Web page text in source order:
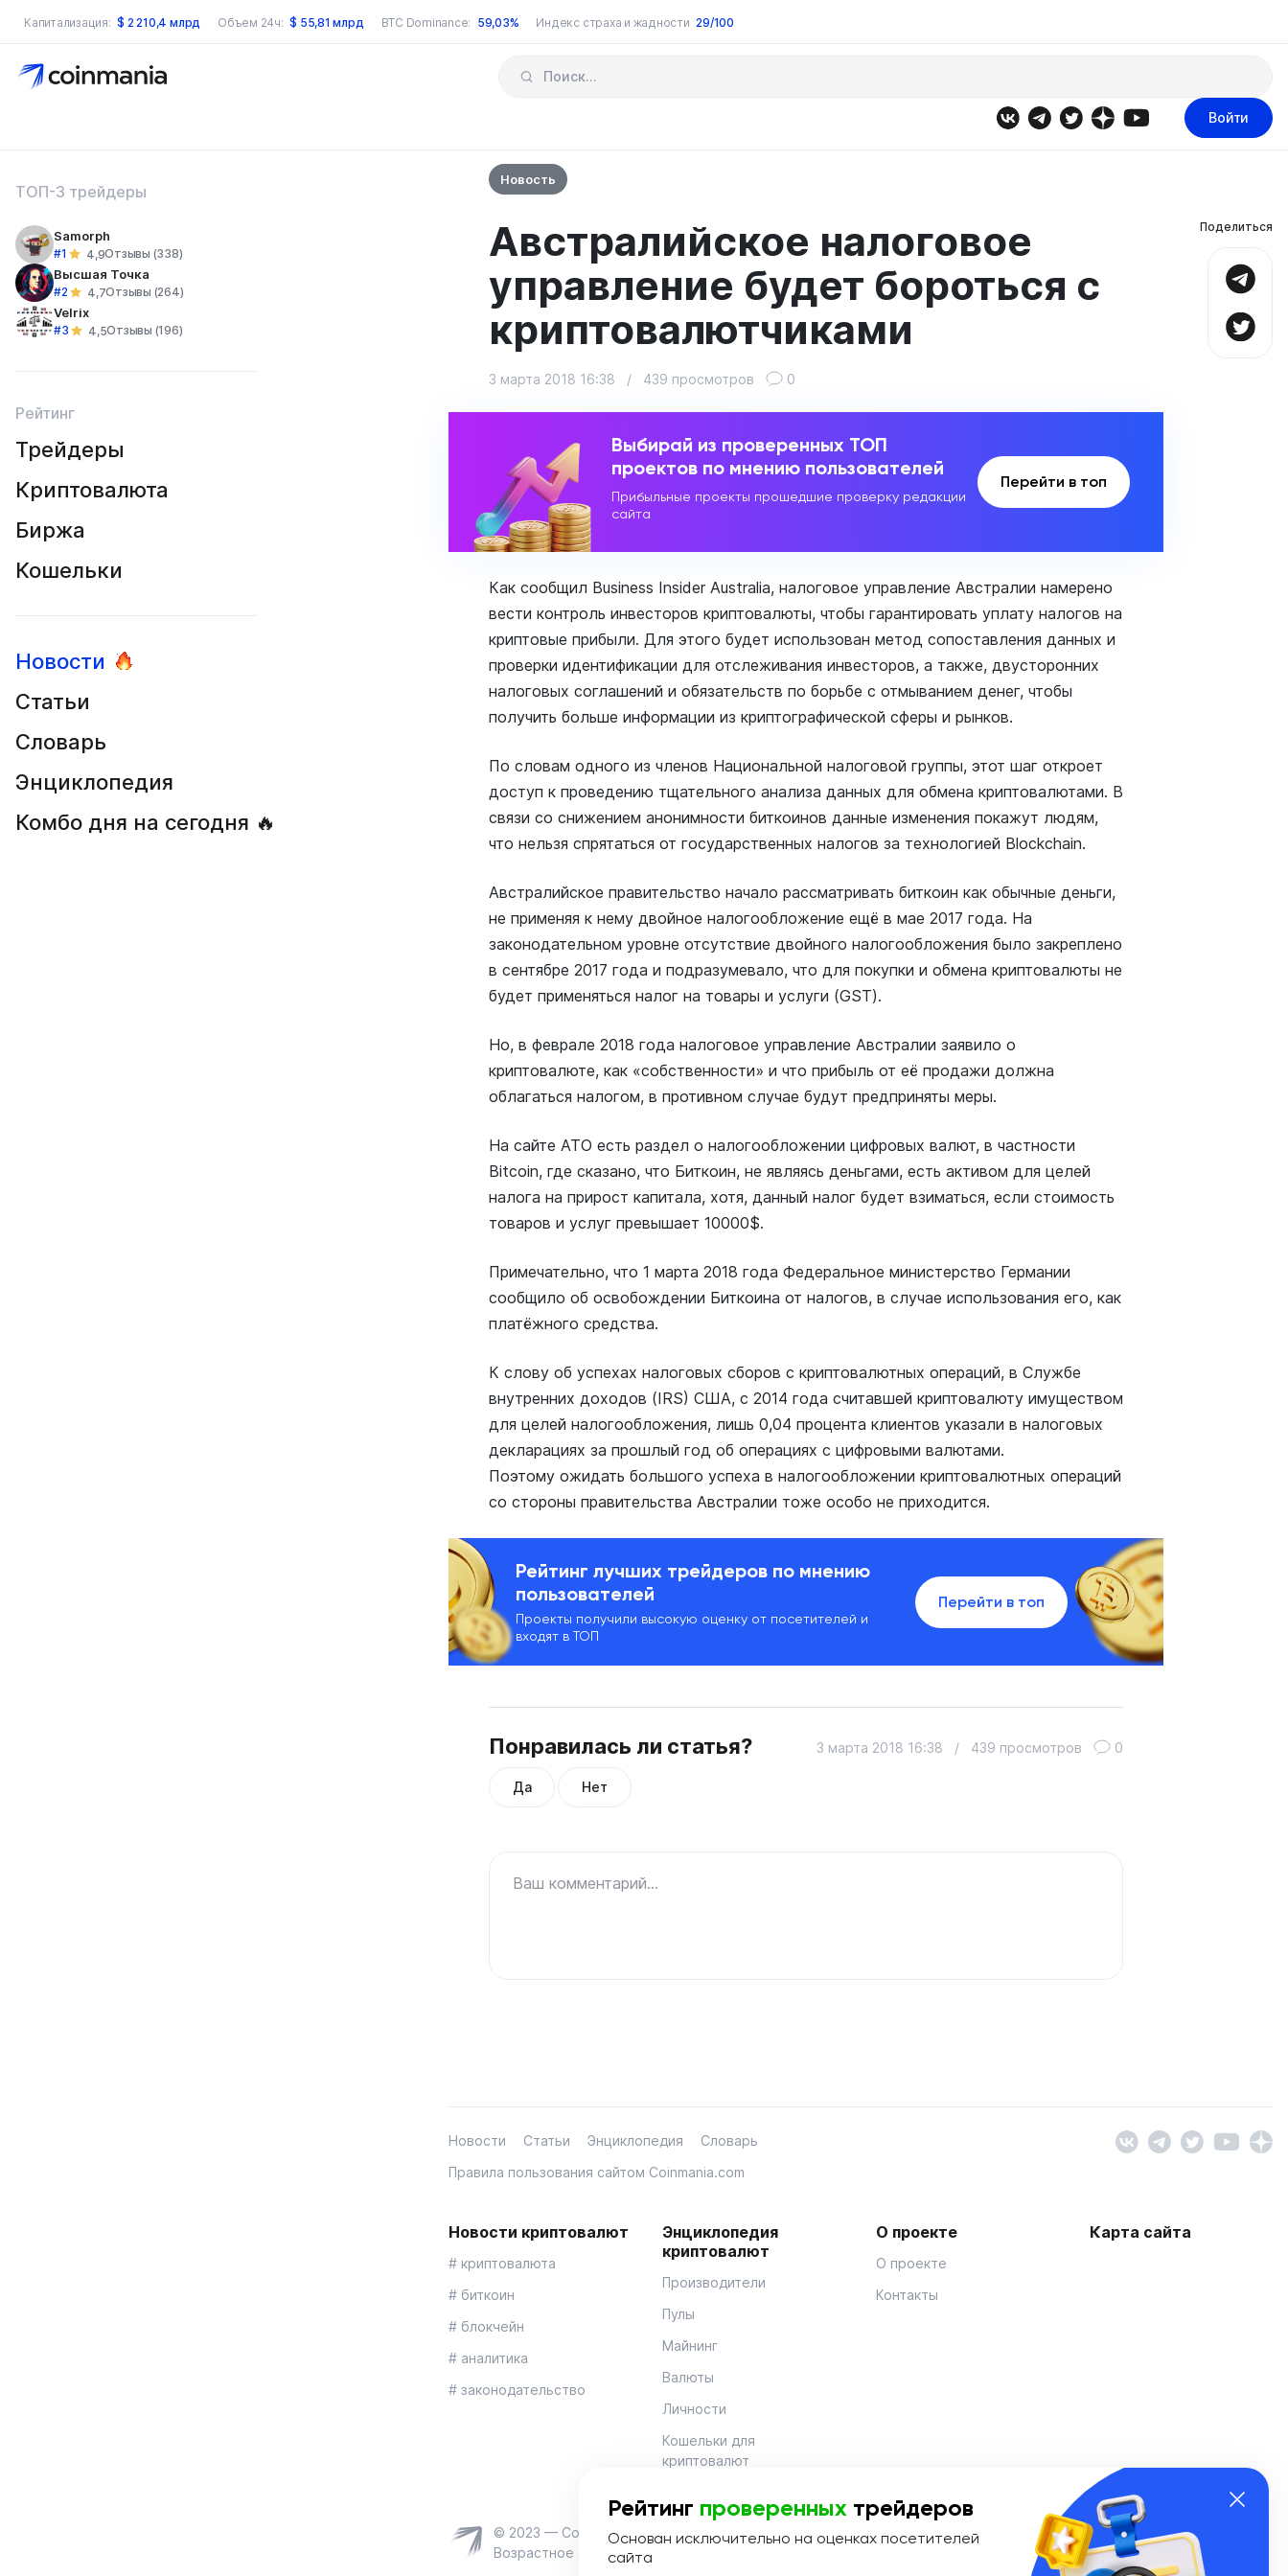
Капитализация: $ 2 210,4 млрд Объем 24ч: $ 55,81 млрд BTC Dominance: 59,03% Индекс страха и жадности 29/100
по сайту
Войти
ТОП-3 трейдеры
Samorph
#1 4,9Отзывы (338)
Высшая Точка
#2 4,7Отзывы (264)
Velrix
#3 4,5Отзывы (196)
Рейтинг
Трейдеры
Криптовалюта
Биржа
Кошельки
Новости
Статьи
Словарь
Энциклопедия
Комбо дня на сегодня 🔥
Новость
Австралийское налоговое
управление будет бороться с
криптовалютчиками
3 марта 2018 16:38 / 439 просмотров 0
Выбирай из проверенных ТОП
проектов по мнению пользователей
Прибыльные проекты прошедшие проверку редакции
сайта
Перейти в топ
Как сообщил Business Insider Australia, налоговое управление Австралии намерено
вести контроль инвесторов криптовалюты, чтобы гарантировать уплату налогов на
криптовые прибыли. Для этого будет использован метод сопоставления данных и
проверки идентификации для отслеживания инвесторов, а также, двусторонних
налоговых соглашений и обязательств по борьбе с отмыванием денег, чтобы
получить больше информации из криптографической сферы и рынков.
По словам одного из членов Национальной налоговой группы, этот шаг откроет
доступ к проведению тщательного анализа данных для обмена криптовалютами. В
связи со снижением анонимности биткоинов данные изменения покажут людям,
что нельзя спрятаться от государственных налогов за технологией Blockchain.
Австралийское правительство начало рассматривать биткоин как обычные деньги,
не применяя к нему двойное налогообложение ещё в мае 2017 года. На
законодательном уровне отсутствие двойного налогообложения было закреплено
в сентябре 2017 года и подразумевало, что для покупки и обмена криптовалюты не
будет применяться налог на товары и услуги (GST).
Но, в феврале 2018 года налоговое управление Австралии заявило о
криптовалюте, как «собственности» и что прибыль от её продажи должна
облагаться налогом, в противном случае будут предприняты меры.
На сайте ATO есть раздел о налогообложении цифровых валют, в частности
Bitcoin, где сказано, что Биткоин, не являясь деньгами, есть активом для целей
налога на прирост капитала, хотя, данный налог будет взиматься, если стоимость
товаров и услуг превышает 10000$.
Примечательно, что 1 марта 2018 года Федеральное министерство Германии
сообщило об освобождении Биткоина от налогов, в случае использования его, как
платёжного средства.
К слову об успехах налоговых сборов с криптовалютных операций, в Службе
внутренних доходов (IRS) США, с 2014 года считавшей криптовалюту имуществом
для целей налогообложения, лишь 0,04 процента клиентов указали в налоговых
декларациях за прошлый год об операциях с цифровыми валютами.
Поэтому ожидать большого успеха в налогообложении криптовалютных операций
со стороны правительства Австралии тоже особо не приходится.
Рейтинг лучших трейдеров по мнению
пользователей
Проекты получили высокую оценку от посетителей и
входят в ТОП
Перейти в топ
Понравилась ли статья?
Да Нет
3 марта 2018 16:38 / 439 просмотров 0
Ваш комментарий...
Поделиться
Новости Статьи Энциклопедия
Словарь
Правила пользования сайтом Coinmania.com
Новости криптовалют
# криптовалюта
# биткоин
# блокчейн
# аналитика
# законодательство
Энциклопедия
криптовалют
Производители
Пулы
Майнинг
Валюты
Личности
Кошельки для
криптовалют
О проекте
О проекте
Контакты
Карта сайта
© 2023 — Coinmania
Возрастное ограничение 16+
Рейтинг проверенных трейдеров
Основан исключительно на оценках посетителей
сайта